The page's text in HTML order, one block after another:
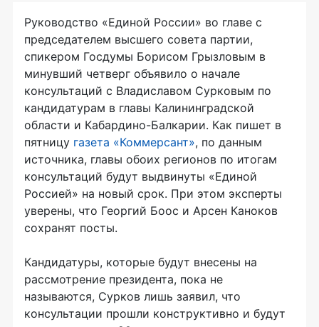
Руководство «Единой России» во главе с
председателем высшего совета партии,
спикером Госдумы Борисом Грызловым в
минувший четверг объявило о начале
консультаций с Владиславом Сурковым по
кандидатурам в главы Калининградской
области и Кабардино-Балкарии. Как пишет в
пятницу газета «Коммерсант», по данным
источника, главы обоих регионов по итогам
консультаций будут выдвинуты «Единой
Россией» на новый срок. При этом эксперты
уверены, что Георгий Боос и Арсен Каноков
сохранят посты.
Кандидатуры, которые будут внесены на
рассмотрение президента, пока не
называются, Сурков лишь заявил, что
консультации прошли конструктивно и будут